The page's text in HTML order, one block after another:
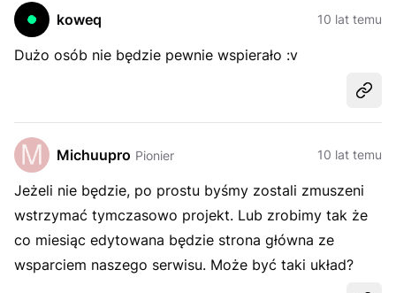
koweq 10 lat temu
Dużo osób nie będzie pewnie wspierało :v
Michuupro Pionier 10 lat temu
Jeżeli nie będzie, po prostu byśmy zostali zmuszeni
wstrzymać tymczasowo projekt. Lub zrobimy tak że
co miesiąc edytowana będzie strona główna ze
wsparciem naszego serwisu. Może być taki układ?